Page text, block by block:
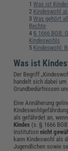
Was ist
Kindeswohl
Was gehört
Rechte
§ 1666 BGB:
Kindeswohls
Kindeswohl:
Was ist
Der Begriff
handelt sich dabei
Grundbedürfnissen
Eine Annäherung
als gefährdet an,
Kindes (s. § 1666
Institutionnicht
kann Kindeswohl als
Jugendlichen sowie